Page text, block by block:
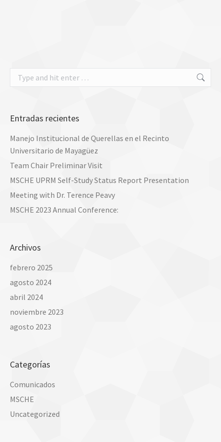
Search:
Entradas recientes
Manejo Institucional de Querellas en el Recinto
Universitario de Mayagüez
Team Chair Preliminar Visit
MSCHE UPRM Self-Study Status Report Presentation
Meeting with Dr. Terence Peavy
MSCHE 2023 Annual Conference:
Archivos
febrero 2025
agosto 2024
abril 2024
noviembre 2023
agosto 2023
Categorías
Comunicados
MSCHE
Uncategorized